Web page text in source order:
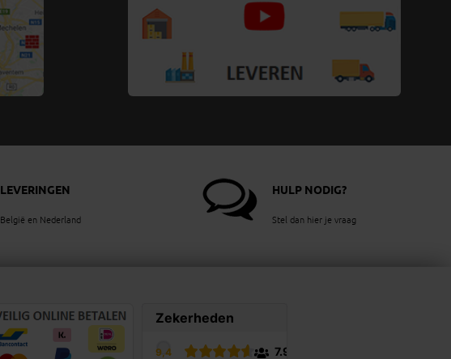
LEVERINGEN
België en Nederland
HULP NODIG?
Stel dan hier je vraag